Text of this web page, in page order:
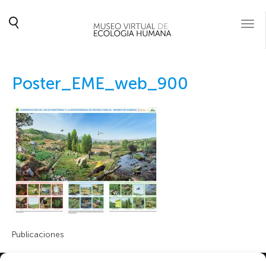
Poster_EME_web_900
Publicaciones